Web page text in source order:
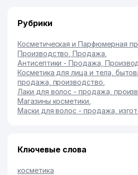
Рубрики
Косметическая и Парфюмерная
Производство, Продажа
Антисептики - Продажа,
Косметика для лица и тела,
продажа, производство
Лаки для волос - продажа,
Магазины косметики
Маски для волос - продажа,
Ключевые слова
косметика